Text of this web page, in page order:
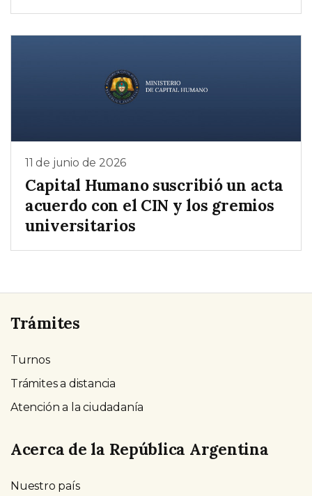
11 de junio de 2026
Capital Humano suscribió un acta
acuerdo con el CIN y los gremios
universitarios
Trámites
Turnos
Trámites a distancia
Atención a la ciudadanía
Acerca de la República Argentina
Nuestro país